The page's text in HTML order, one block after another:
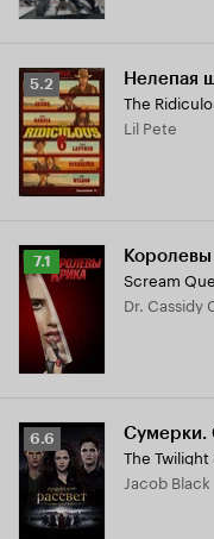
Рейтинг
Кинопоиска
5.2
5.2 Нелепая
The
Lil Pete
Рейтинг
Кинопоиска
7.1
7.1
Scream
Dr.
Рейтинг
Кинопоиска
6.6
6.6 Сумерки.
The Twilight
Jacob Black